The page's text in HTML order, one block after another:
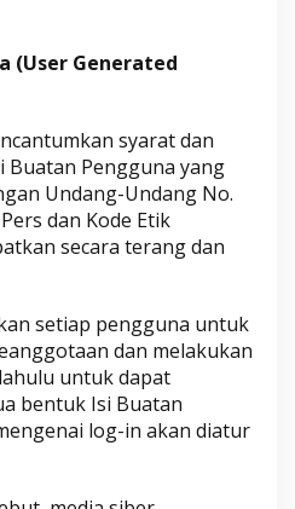
(User Generated
syarat dan
Buatan Pengguna yang
Undang-Undang No.
dan Kode Etik
secara terang dan
setiap pengguna untuk
dan melakukan
untuk dapat
bentuk Isi Buatan
log-in akan diatur